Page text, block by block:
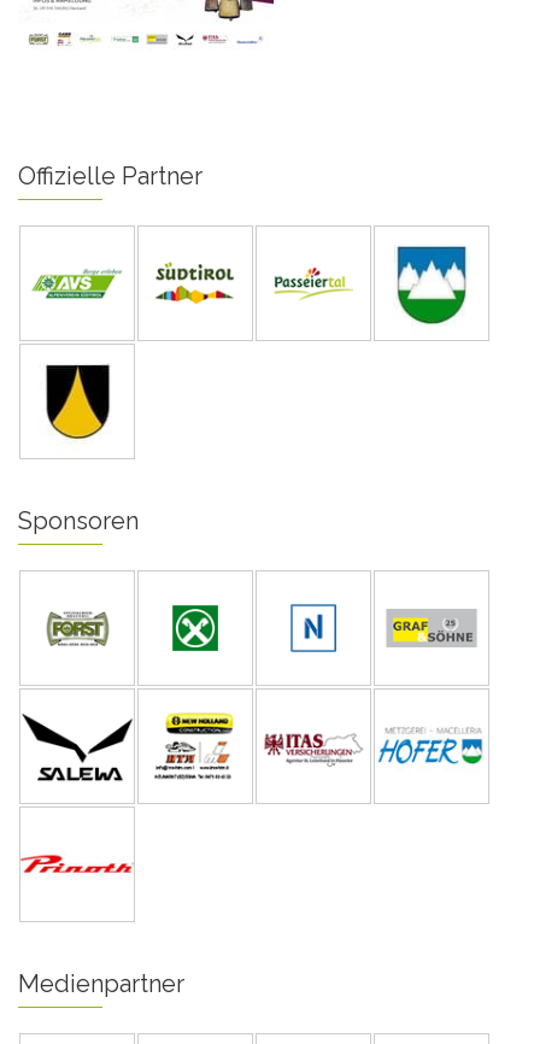
Offizielle Partner
Sponsoren
Medienpartner